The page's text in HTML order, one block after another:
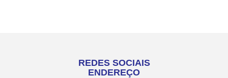
REDES SOCIAIS
ENDEREÇO